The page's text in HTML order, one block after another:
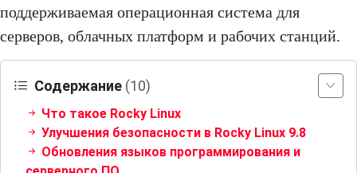
поддерживаемая операционная система для
серверов, облачных платформ и рабочих станций.
Содержание (10)
Что такое Rocky Linux
Улучшения безопасности в Rocky Linux 9.8
Обновления языков программирования и